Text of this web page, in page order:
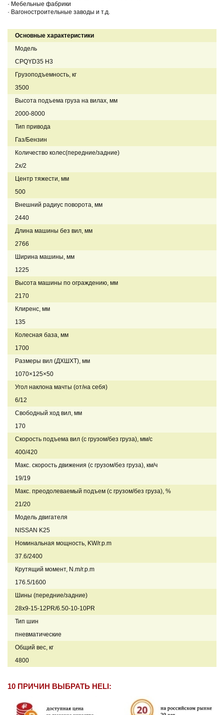
· Мебельные фабрики
· Вагоностроительные заводы и т.д.
Основные характеристики
Модель
CPQYD35 H3
Грузоподъемность, кг
3500
Высота подъема груза на вилах, мм
2000-8000
Тип привода
Газ/Бензин
Количество колес(передние/задние)
2x/2
Центр тяжести, мм
500
Внешний радиус поворота, мм
2440
Длина машины без вил, мм
2766
Ширина машины, мм
1225
Высота машины по ограждению, мм
2170
Клиренс, мм
135
Колесная база, мм
1700
Размеры вил (ДXШXТ), мм
1070×125×50
Угол наклона мачты (от/на себя)
6/12
Свободный ход вил, мм
170
Скорость подъема вил (с грузом/без груза), мм/с
400/420
Макс. скорость движения (с грузом/без груза), км/ч
19/19
Макс. преодолеваемый подъем (с грузом/без груза), %
21/20
Модель двигателя
NISSAN K25
Номинальная мощность, KW/r.p.m
37.6/2400
Крутящий момент, N.m/r.p.m
176.5/1600
Шины (передние/задние)
28x9-15-12PR/6.50-10-10PR
Тип шин
пневматические
Общий вес, кг
4800
10 ПРИЧИН ВЫБРАТЬ HELI: